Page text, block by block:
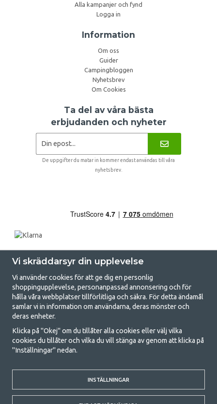
Alla kampanjer och fynd
Logga in
Information
Om oss
Guider
Campingbloggen
Nyhetsbrev
Om Cookies
Ta del av våra bästa
erbjudanden och nyheter
De uppgifter du matar in kommer endast användas till våra
nyhetsbrev.
GetCamping.se - Din butik för camping
och uteliv
Att campa kan antingen vara en livsstil eller ett sätt att samla familjen
för ett gemensamt äventyr. Oavsett vilken kategori du tillhör hittar du
med att campa så därför erbjuder vi riktigt bra priser på familjetält,
husvagnstält och all annan utrustning för camping och friluftsliv. Vårt
mål är att i varje priskategori erbjuda den bästa campingutrustningen
gällande kvalitet och funktionalitet. Ta gärna kontakt med oss om det
Vi skräddarsyr din upplevelse
Vi använder cookies för att ge dig en personlig
shoppingupplevelse, personanpassad annonsering och för
hålla våra webbplatser tillförlitliga och säkra. För detta ändamål
samlar vi in information om användarna, deras mönster och
deras enheter.
Klicka på "Okej" om du tillåter alla cookies eller välj vilka
cookies du tillåter och vilka du vill stänga av genom att klicka på
"Inställningar" nedan.
INSTÄLLNINGAR